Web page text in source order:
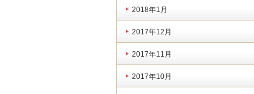
2018年1月
2017年12月
2017年11月
2017年10月